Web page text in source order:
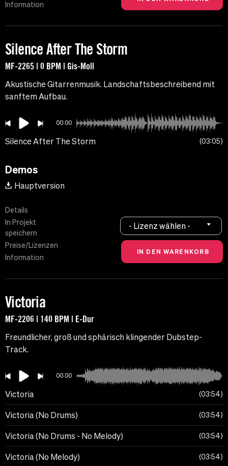
Information
Silence After The Storm
MF-2265 | 0 BPM | Gis-Moll
Akustische Gitarrenmusik. Landschaftsbeschreibend mit
sanftem Aufbau.
00:00
Silence After The Storm 03:05
Demos
Hauptversion
Details
In Projekt
speichern
Preise/Lizenzen
Information
- Lizenz wählen -
Victoria
MF-2206 | 140 BPM | E-Dur
Freundlicher, groß und sphärisch klingender Dubstep-
Track.
00:00
Victoria 03:54
Victoria (No Drums) 03:54
Victoria (No Drums - No Melody) 03:54
Victoria (No Melody) 03:54